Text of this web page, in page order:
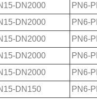
DN2000 PN6-
DN2000 PN6-
DN2000 PN6-
DN2000 PN6-
DN2000 PN6-
DN150 PN6-